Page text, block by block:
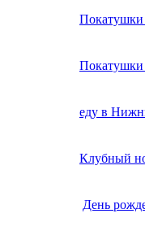
Покатушки
еду в
Клубный
День